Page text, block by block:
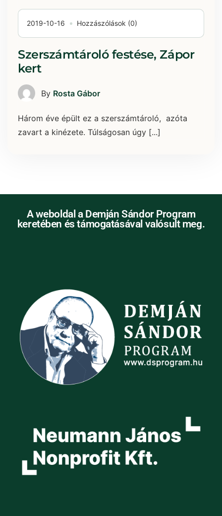
2019-10-16 Hozzászólások (0)
Szerszámtároló festése, Zápor
kert
By Rosta Gábor
Három éve épült ez a szerszámtároló, azóta
zavart a kinézete. Túlságosan úgy [...]
A weboldal a Demján Sándor Program
keretében és támogatásával valósult meg.